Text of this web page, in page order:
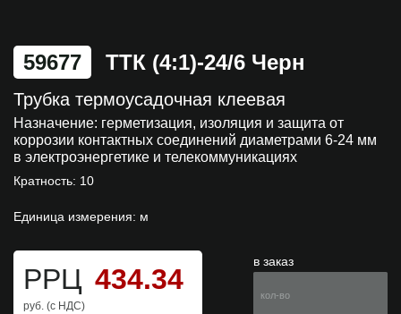
59677 ТТК (4:1)-24/6 Черн
Трубка термоусадочная клеевая
Назначение: герметизация, изоляция и защита от
коррозии контактных соединений диаметрами 6-24 мм
в электроэнергетике и телекоммуникациях
Кратность: 10
Единица измерения: м
РРЦ
руб. (с НДС)
434.34
в заказ